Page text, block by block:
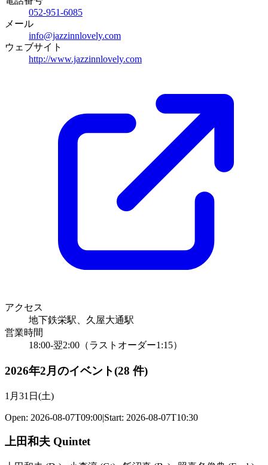
052-951-6085
メール
info@jazzinnlovely.com
ウェブサイト
http://www.jazzinnlovely.com
アクセス
地下鉄栄駅、久屋大通駅
営業時間
18:00-翌2:00（ラストオーダー1:15）
2026年2月のイベント(28 件)
1月31日(土)
Open: 2026-08-07T09:00|Start: 2026-08-07T10:30
上田和夫 Quintet